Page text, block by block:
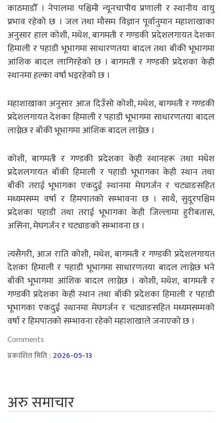
काठमाडौँ । नेपालमा पश्चिमी न्यूनचापीय प्रणाली र स्थानीय वायु
प्रभाव रहेको छ । जल तथा मौसम विज्ञान पूर्वानुमान महाशाखाका
अनुसार हाल कोशी, मधेश, बागमती र गण्डकी प्रदेशलगायत देशका
हिमाली र पहाडी भूभागमा साधारणतया बादल तथा बाँकी भूभागमा
आंशिक बादल लागिरहेको छ । बागमती र गण्डकी प्रदेशका केही
स्थानमा हल्का वर्षा भइरहेको छ ।
महाशाखाका अनुसार आज दिउँसो कोशी, मधेश, बागमती र गण्डकी
प्रदेशलगायत देशका हिमाली र पहाडी भूभागमा साधारणतया बादल
लाग्नेछ र बाँकी भूभागमा आंशिक बादल लाग्नेछ ।
कोशी, बागमती र गण्डकी प्रदेशका केही स्थानहरू तथा मधेश
प्रदेशलगायत बाँकी हिमाली र पहाडी भूभागका केही स्थान तथा
बाँकी तराई भूभागका एकदुई स्थानमा मेघगर्जन र चट्याङसहित
मध्यमसम्म वर्षा र हिमपातको सम्भावना छ । साथै, सुदूरपश्चिम
प्रदेशका पहाडी तथा तराई भूभागका केही जिल्लामा हुरीबतास,
असिना, मेघगर्जन र चट्याङको सम्भावना छ ।
त्यसैगरी, आज राति कोशी, मधेश, बागमती र गण्डकी प्रदेशलगायत
देशका हिमाली र पहाडी भूभागमा साधारणतया बादल लाग्नेछ भने
बाँकी भूभागमा आंशिक बादल लाग्नेछ । कोशी, मधेश, बागमती र
गण्डकी प्रदेशका केही स्थान तथा बाँकी प्रदेशका हिमाली र पहाडी
भूभागका एकदुई स्थानमा मेघगर्जन र चट्याङसहित मध्यमसम्मको
वर्षा र हिमपातको सम्भावना रहेको महाशाखाले जनाएको छ ।
Comments
प्रकाशित मिति :2026-05-13
अरु समाचार